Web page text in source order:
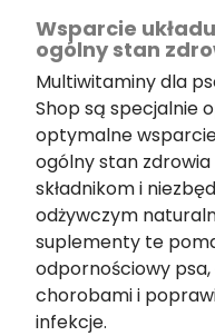
Wsparcie
ogólny stan
Multiwitaminy dla
Shop są specjalnie
optymalne
ogólny stan zdrowia
składnikom i
odżywczym
suplementy te
odpornościowy
chorobami i
infekcje.